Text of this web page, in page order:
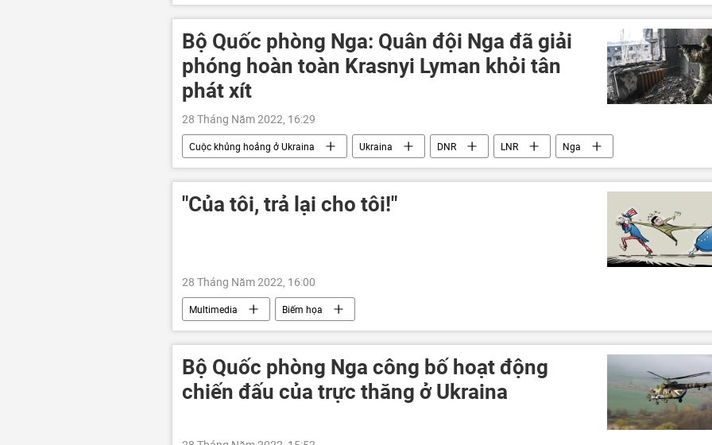
sản xuất
Ảnh hưởng về kinh tế-xã hội của đại dịch COVID-19
Bộ Quốc phòng Nga: Quân đội Nga đã giải
phóng hoàn toàn Krasnyi Lyman khỏi tân
phát xít
28 Tháng Năm 2022, 16:29
Cuộc khủng hoảng ở Ukraina Ukraina DNR LNR
Nga
Quân sự
Bộ Quốc phòng Nga Chiến dịch quân sự đặc biệt tại Ukraina
"Của tôi, trả lại cho tôi!"
28 Tháng Năm 2022, 16:00
Multimedia Biếm họa
Bộ Quốc phòng Nga công bố hoạt động
chiến đấu của trực thăng ở Ukraina